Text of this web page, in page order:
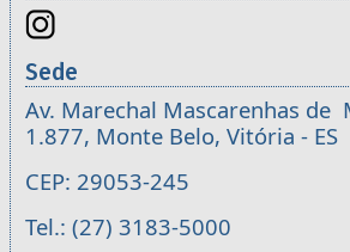
Sede
Av. Marechal Mascarenhas de
1.877, Monte Belo, Vitória - ES
CEP: 29053-245
Tel.: (27) 3183-5000